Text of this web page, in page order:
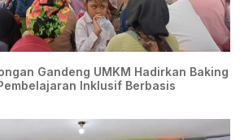
Gandeng UMKM Hadirkan Baking
Inklusif Berbasis